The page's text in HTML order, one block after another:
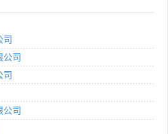
司
公司
司
公司